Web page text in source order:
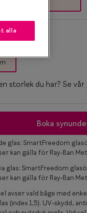
storlek du har? Se vår
Boka
glas: SmartFreedom
kan gälla för Ray-Ban
glas: SmartFreedom
kan gälla för Ray-Ban
avser vald båge med
(index 1,5). UV-skydd,
alla